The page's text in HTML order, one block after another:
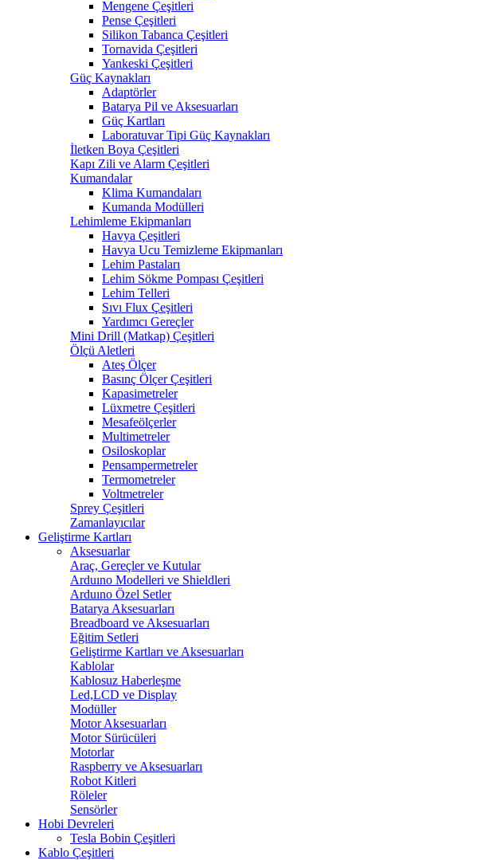
Mengene Çeşitleri
Pense Çeşitleri
Silikon Tabanca Çeşitleri
Tornavida Çeşitleri
Yankeski Çeşitleri
Güç Kaynakları
Adaptörler
Batarya Pil ve Aksesuarları
Güç Kartları
Laboratuvar Tipi Güç Kaynakları
İletken Boya Çeşitleri
Kapı Zili ve Alarm Çeşitleri
Kumandalar
Klima Kumandaları
Kumanda Modülleri
Lehimleme Ekipmanları
Havya Çeşitleri
Havya Ucu Temizleme Ekipmanları
Lehim Pastaları
Lehim Sökme Pompası Çeşitleri
Lehim Telleri
Sıvı Flux Çeşitleri
Yardımcı Gereçler
Mini Drill (Matkap) Çeşitleri
Ölçü Aletleri
Ateş Ölçer
Basınç Ölçer Çeşitleri
Kapasimetreler
Lüxmetre Çeşitleri
Mesafeölçerler
Multimetreler
Osiloskoplar
Pensampermetreler
Termometreler
Voltmetreler
Sprey Çeşitleri
Zamanlayıcılar
Geliştirme Kartları
Aksesuarlar
Araç, Gereçler ve Kutular
Arduıno Modelleri ve Shieldleri
Arduıno Özel Setler
Batarya Aksesuarları
Breadboard ve Aksesuarları
Eğitim Setleri
Geliştirme Kartları ve Aksesuarları
Kablolar
Kablosuz Haberleşme
Led,LCD ve Display
Modüller
Motor Aksesuarları
Motor Sürücüleri
Motorlar
Raspberry ve Aksesuarları
Robot Kitleri
Röleler
Sensörler
Hobi Devreleri
Tesla Bobin Çeşitleri
Kablo Çeşitleri